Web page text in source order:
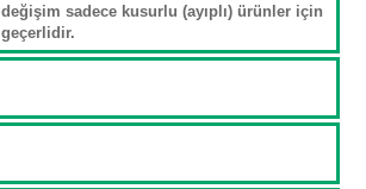
değişim sadece kusurlu (ayıplı) ürünler için
geçerlidir.